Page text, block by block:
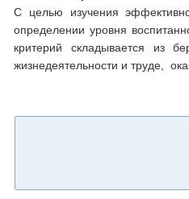
С целью изучения
определении уровня
критерий складывается из
жизнедеятельности и труде,